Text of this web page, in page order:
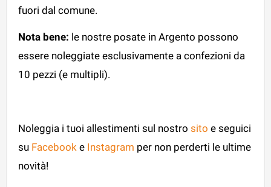
fuori dal comune.
Nota bene: le nostre posate in Argento possono
essere noleggiate esclusivamente a confezioni da
10 pezzi (e multipli).
Noleggia i tuoi allestimenti sul nostro sito e seguici
su Facebook e Instagram per non perderti le ultime
novità!